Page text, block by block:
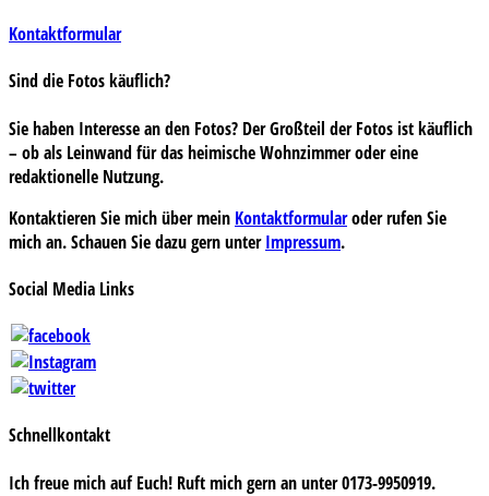
Kontaktformular
Sind die Fotos käuflich?
Sie haben Interesse an den Fotos? Der Großteil der Fotos ist käuflich
– ob als Leinwand für das heimische Wohnzimmer oder eine
redaktionelle Nutzung.
Kontaktieren Sie mich über mein Kontaktformularoder rufen Sie
mich an. Schauen Sie dazu gern unterImpressum.
Social Media Links
Schnellkontakt
Ich freue mich auf Euch! Ruft mich gern an unter 0173-9950919.